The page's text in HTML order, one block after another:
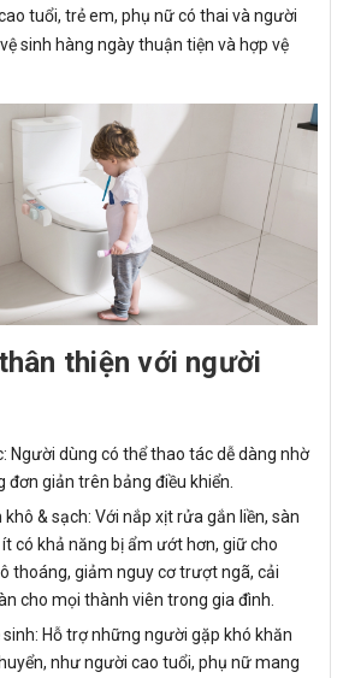
tuổi, trẻ em, phụ nữ có thai và người
sinh hàng ngày thuận tiện và hợp vệ
thiện với người
Người dùng có thể thao tác dễ dàng nhờ
đơn giản trên bảng điều khiển.
& sạch: Với nắp xịt rửa gắn liền, sàn
có khả năng bị ẩm ướt hơn, giữ cho
thoáng, giảm nguy cơ trượt ngã, cải
cho mọi thành viên trong gia đình.
sinh: Hỗ trợ những người gặp khó khăn
như người cao tuổi, phụ nữ mang